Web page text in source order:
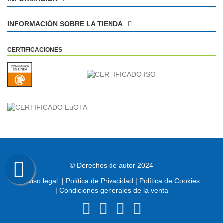
Mario V.
Muy bien
josep m.
Muy buena calidad de acabado y funcionamiento muy
efectivo
INFORMACIÓN SOBRE LA TIENDA
CERTIFICACIONES
© Derechos de autor 2024
Aviso legal| Política de Privacidad | Política de Cookies
| Condiciones generales de la venta